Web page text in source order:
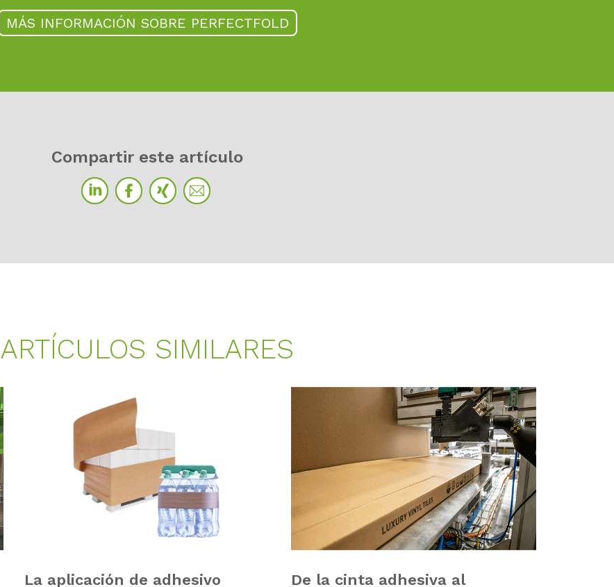
MÁS INFORMACIÓN SOBRE PERFECTFOLD
Compartir este artículo
ARTÍCULOS SIMILARES
La aplicación de adhesivo
De la cinta adhesiva al